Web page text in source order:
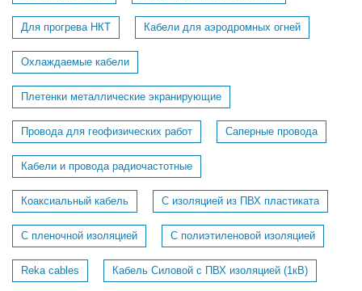
Для прогрева НКТ Кабели для аэродромных огней
Охлаждаемые кабели
Плетенки металлические экранирующие
Провода для геофизических работ Саперные провода
Кабели и провода радиочастотные
Коаксиальный кабель С изоляцией из ПВХ пластиката
С пленочной изоляцией С полиэтиленовой изоляцией
Reka cables Кабель Силовой с ПВХ изоляцией (1кВ)